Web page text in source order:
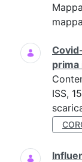
prima
ISS,